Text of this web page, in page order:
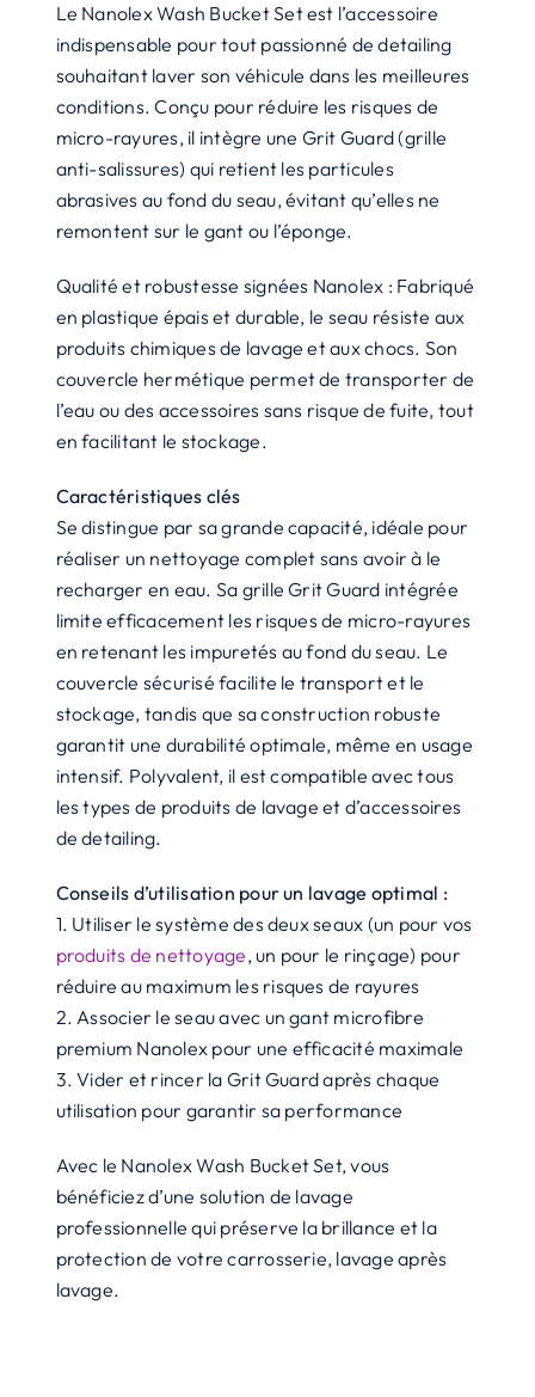
/
grit-
guard
Le Nanolex Wash Bucket Set est l’accessoire
indispensable pour tout passionné de detailing
souhaitant laver son véhicule dans les meilleures
conditions. Conçu pour réduire les risques de
micro-rayures, il intègre une Grit Guard (grille
anti-salissures) qui retient les particules
abrasives au fond du seau, évitant qu’elles ne
remontent sur le gant ou l’éponge.
Qualité et robustesse signées Nanolex : Fabriqué
en plastique épais et durable, le seau résiste aux
produits chimiques de lavage et aux chocs. Son
couvercle hermétique permet de transporter de
l’eau ou des accessoires sans risque de fuite, tout
en facilitant le stockage.
Caractéristiques clés
Se distingue par sa grande capacité, idéale pour
réaliser un nettoyage complet sans avoir à le
recharger en eau. Sa grille Grit Guard intégrée
limite efficacement les risques de micro-rayures
en retenant les impuretés au fond du seau. Le
couvercle sécurisé facilite le transport et le
stockage, tandis que sa construction robuste
garantit une durabilité optimale, même en usage
intensif. Polyvalent, il est compatible avec tous
les types de produits de lavage et d’accessoires
de detailing.
Conseils d’utilisation pour un lavage optimal :
1. Utiliser le système des deux seaux (un pour vos
produits de nettoyage, un pour le rinçage) pour
réduire au maximum les risques de rayures
2. Associer le seau avec un gant microfibre
premium Nanolex pour une efficacité maximale
3. Vider et rincer la Grit Guard après chaque
utilisation pour garantir sa performance
Avec le Nanolex Wash Bucket Set, vous
bénéficiez d’une solution de lavage
professionnelle qui préserve la brillance et la
protection de votre carrosserie, lavage après
lavage.